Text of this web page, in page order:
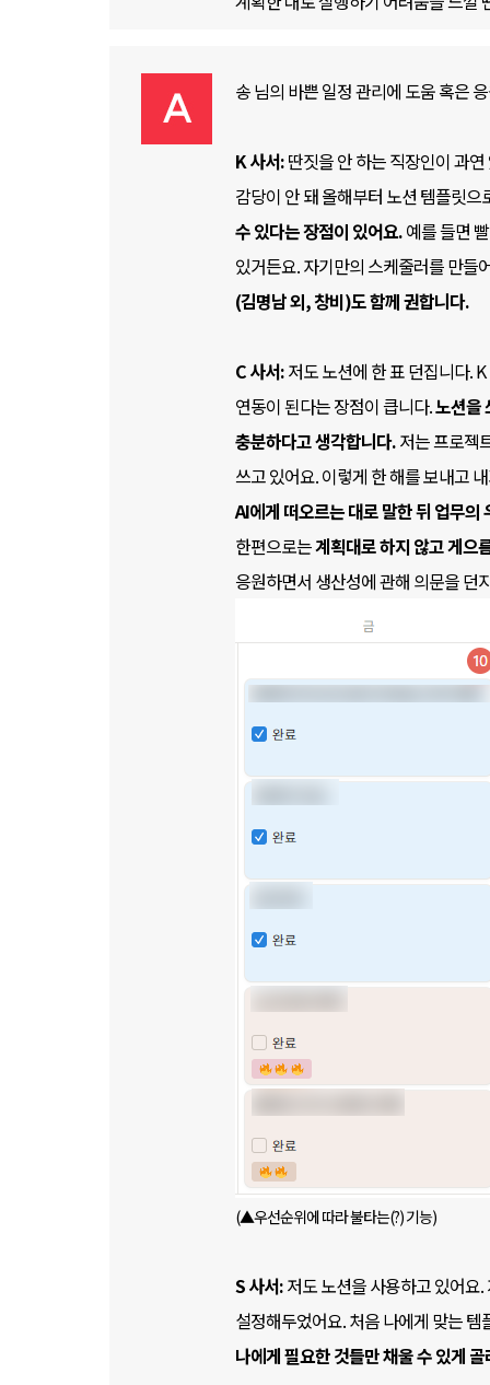
송 님의 바쁜 일정 관리에 도움 혹은
K 사서:딴짓을 안 하는 직장인이 과
감당이 안 돼 올해부터 노션 템플릿
수 있다는 장점이 있어요.예를 들면
있거든요. 자기만의 스케줄러를 만들
(김명남 외, 창비)도 함께 권합니다.
C 사서:저도 노션에 한 표 던집니다.
연동이 된다는 장점이 큽니다.노션을
충분하다고 생각합니다.저는 프로젝
쓰고 있어요. 이렇게 한 해를 보내고
AI에게 떠오르는 대로 말한 뒤 업무
한편으로는계획대로 하지 않고 게으
응원하면서 생산성에 관해 의문을 던
(▲우선순위에 따라 불타는(?) 기능)
S 사서:저도 노션을 사용하고 있어요
설정해두었어요. 처음 나에게 맞는
나에게 필요한 것들만 채울 수 있게